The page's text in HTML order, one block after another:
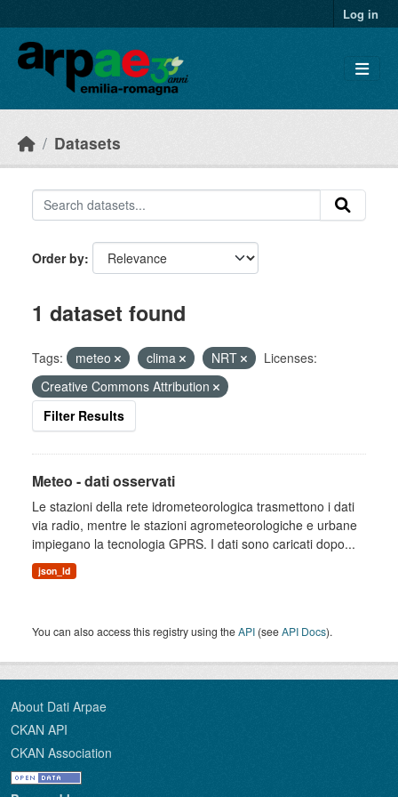
Log in
Datasets
Order by
1 dataset found
Tags: meteo clima NRT
Licenses:
Creative Commons Attribution
Filter Results
Meteo - dati osservati
Le stazioni della rete idrometeorologica trasmettono i dati
via radio, mentre le stazioni agrometeorologiche e urbane
impiegano la tecnologia GPRS. I dati sono caricati dopo...
json_ld
You can also access this registry using theAPI (seeAPI Docs).
About Dati Arpae
CKAN API
CKAN Association